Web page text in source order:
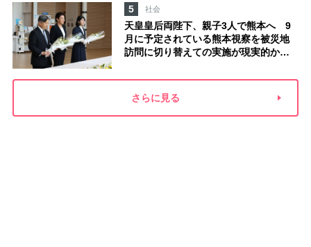
た」
5 社会
天皇皇后両陛下、親子3人で熊本へ 9
月に予定されている熊本視察を被災地
訪問に切り替えての実施が現実的か
添い方”
さらに見る